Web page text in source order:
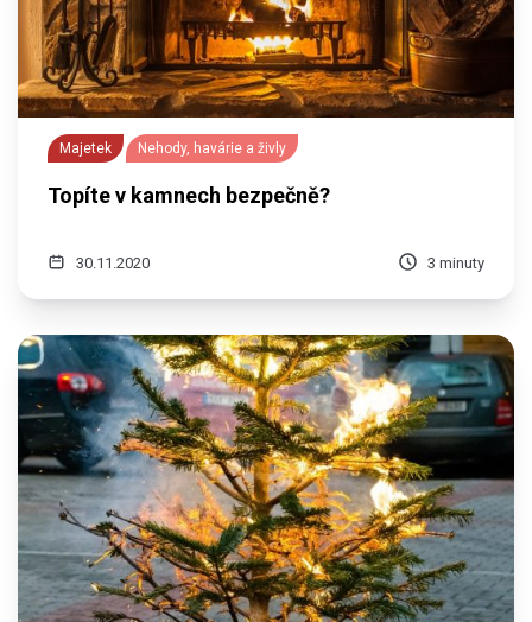
Majetek Nehody, havárie a živly
Topíte v kamnech bezpečně?
30.11.2020 3 minuty